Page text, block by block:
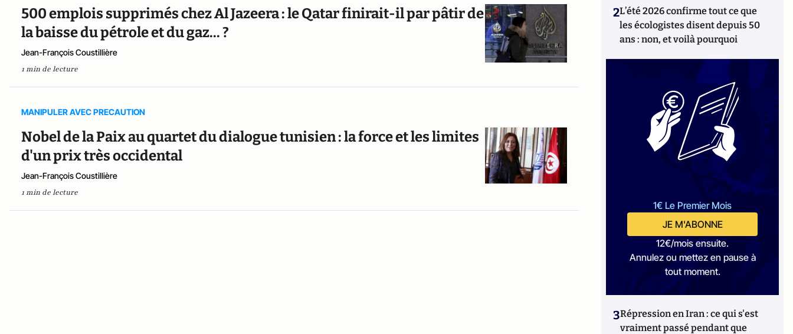
500 emplois supprimés chez Al Jazeera : le Qatar finirait-il par pâtir de
la baisse du pétrole et du gaz... ?
Jean-François Coustillière
1 min de lecture
MANIPULER AVEC PRECAUTION
Nobel de la Paix au quartet du dialogue tunisien : la force et les limites
d'un prix très occidental
Jean-François Coustillière
1 min de lecture
2L’été 2026 confirme tout ce que
les écologistes disent depuis 50
ans : non, et voilà pourquoi
1€ Le Premier Mois
JE M'ABONNE
12€/mois ensuite.
Annulez ou mettez en pause à
tout moment.
3Répression en Iran : ce qui s'est
vraiment passé pendant que